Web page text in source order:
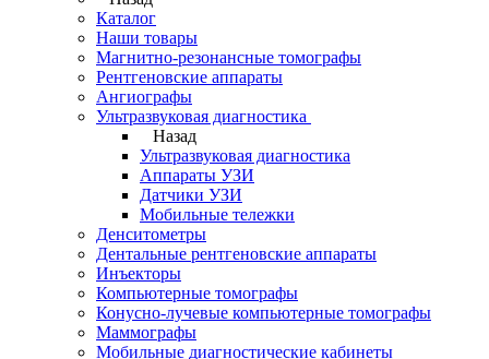
Каталог
Наши товары
Магнитно-резонансные томографы
Рентгеновские аппараты
Ангиографы
Ультразвуковая диагностика
Назад
Ультразвуковая диагностика
Аппараты УЗИ
Датчики УЗИ
Мобильные тележки
Денситометры
Дентальные рентгеновские аппараты
Инъекторы
Компьютерные томографы
Конусно-лучевые компьютерные томографы
Маммографы
Мобильные диагностические кабинеты